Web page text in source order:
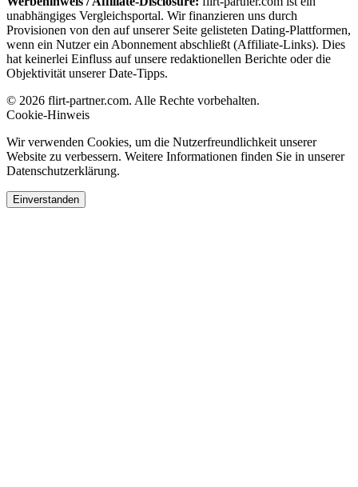
unabhängiges Vergleichsportal. Wir finanzieren uns durch
Provisionen von den auf unserer Seite gelisteten Dating-Plattformen,
wenn ein Nutzer ein Abonnement abschließt (Affiliate-Links). Dies
hat keinerlei Einfluss auf unsere redaktionellen Berichte oder die
Objektivität unserer Date-Tipps.
© 2026 flirt-partner.com. Alle Rechte vorbehalten.
Cookie-Hinweis
Wir verwenden Cookies, um die Nutzerfreundlichkeit unserer
Website zu verbessern. Weitere Informationen finden Sie in unserer
Datenschutzerklärung.
Einverstanden